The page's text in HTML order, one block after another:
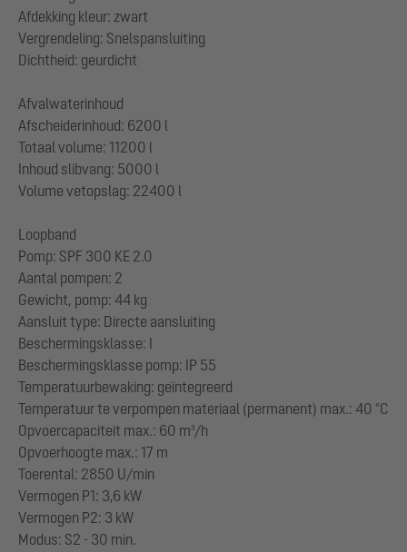
Afdekking kleur: zwart
Vergrendeling: Snelspansluiting
Dichtheid: geurdicht
Afvalwaterinhoud
Afscheiderinhoud: 6200 l
Totaal volume: 11200 l
Inhoud slibvang: 5000 l
Volume vetopslag: 22400 l
Loopband
Pomp: SPF 300 KE 2.0
Aantal pompen: 2
Gewicht, pomp: 44 kg
Aansluit type: Directe aansluiting
Beschermingsklasse: I
Beschermingsklasse pomp: IP 55
Temperatuurbewaking: geïntegreerd
Temperatuur te verpompen materiaal (permanent) max.: 40 °C
Opvoercapaciteit max.: 60 m³/h
Opvoerhoogte max.: 17 m
Toerental: 2850 U/min
Vermogen P1: 3,6 kW
Vermogen P2: 3 kW
Modus: S2 - 30 min.